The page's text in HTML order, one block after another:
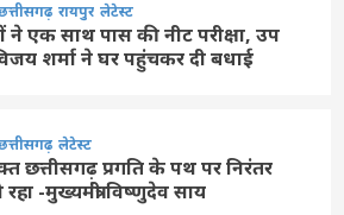
रायपुर लेटेस्ट
ने एक साथ पास की नीट परीक्षा, उप
शर्मा ने घर पहुंचकर दी बधाई
लेटेस्ट
छत्तीसगढ़ प्रगति के पथ पर निरंतर
रहा -मुख्यमंत्री विष्णुदेव साय